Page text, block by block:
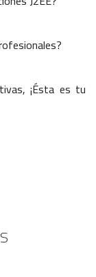
¡Ésta es tu